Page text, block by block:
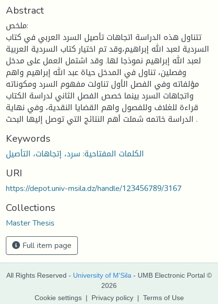
Abstract
ملخص:
تتناول هذه الدراسة اتجاهات تأصيل السرد العربي في كتاب
السردية لعبد الله إبراهيم،وقد تم اختيار كتاب السردية العربية
لعبد الله إبراهيم نموذجا لها. وقد اشتمل العمل على مدخل
وفصلين، تناول في المدخل حياة عبد الله إبراهيم واهم
مؤلفاته وفي الفصل الأول تناولت مفهوم السرد ومكوناته
واتجاهات السرد بينما خصص الفصل الثاني لدراسة الكتاب
قراءة للغلاف وللفصول واهم القضايا النقدية، وفي نهاية
الدراسة خاتمه شملت أهم النتائج التي توصل إليها البحث .
Keywords
الكلمات المفتاحية: سرد، إتجاهات، التأصيل
URI
https://depot.univ-msila.dz/handle/123456789/3167
Collections
Master Thesis
Full item page
All Rights Reserved - University of M'Sila - UMB Electronic Portal ©
2026
Cookie settings | Privacy policy | Terms of Use